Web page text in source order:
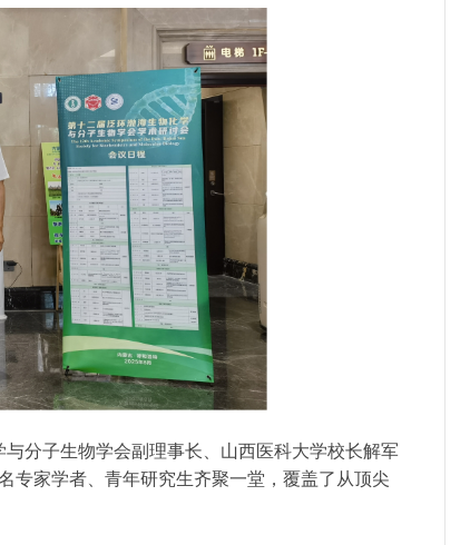
分子生物学会副理事长、山西医科大学校长解军
专家学者、青年研究生齐聚一堂，覆盖了从顶尖